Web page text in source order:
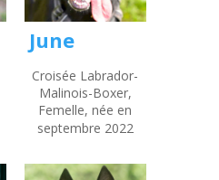
June
Croisée Labrador-
Malinois-Boxer,
Femelle, née en
septembre 2022